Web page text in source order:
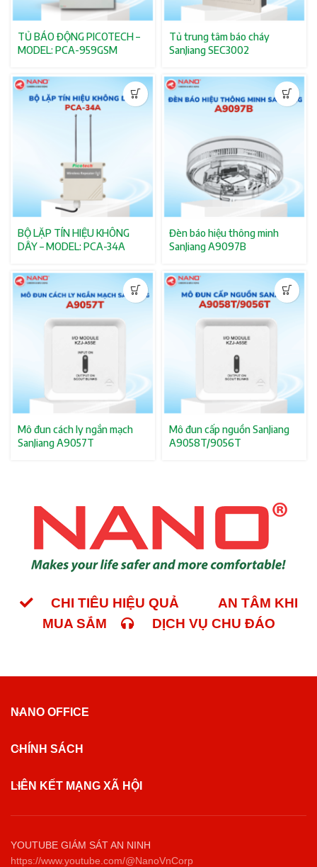
TỦ BÁO ĐỘNG PICOTECH –
MODEL: PCA-959GSM
Tủ trung tâm báo cháy
SanJiang SEC3002
BỘ LẶP TÍN HIỆU KHÔNG
DÂY – MODEL: PCA-34A
Đèn báo hiệu thông minh
SanJiang A9097B
Mô đun cách ly ngắn mạch
SanJiang A9057T
Mô đun cấp nguồn SanJiang
A9058T/9056T
CHI TIÊU HIỆU QUẢ
AN TÂM KHI
MUA SẮM
DỊCH VỤ CHU ĐÁO
NANO OFFICE
CHÍNH SÁCH
LIÊN KẾT MẠNG XÃ HỘI
YOUTUBE GIÁM SÁT AN NINH
https://www.youtube.com/@NanoVnCorp